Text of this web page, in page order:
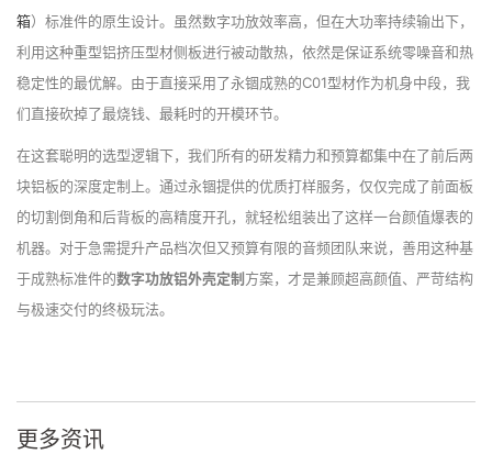
箱）标准件的原生设计。虽然数字功放效率高，但在大功率持续输出下，
利用这种重型铝挤压型材侧板进行被动散热，依然是保证系统零噪音和热
稳定性的最优解。由于直接采用了永锢成熟的C01型材作为机身中段，我
们直接砍掉了最烧钱、最耗时的开模环节。
在这套聪明的选型逻辑下，我们所有的研发精力和预算都集中在了前后两
块铝板的深度定制上。通过永锢提供的优质打样服务，仅仅完成了前面板
的切割倒角和后背板的高精度开孔，就轻松组装出了这样一台颜值爆表的
机器。对于急需提升产品档次但又预算有限的音频团队来说，善用这种基
于成熟标准件的数字功放铝外壳定制方案，才是兼顾超高颜值、严苛结构
与极速交付的终极玩法。
更多资讯